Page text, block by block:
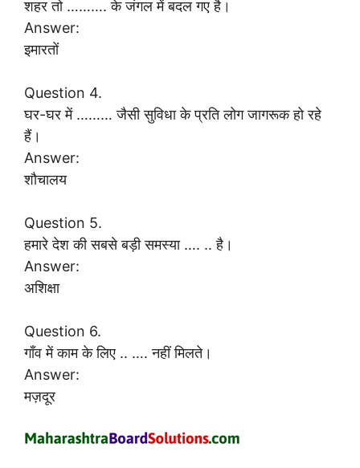
शहर तो ………. के जंगल में बदल गए है।
Answer:
इमारतों
Question 4.
घर-घर में ……… जैसी सुविधा के प्रति लोग जागरूक हो रहे
हैं।
Answer:
शौचालय
Question 5.
हमारे देश की सबसे बड़ी समस्या …. .. है।
Answer:
अशिक्षा
Question 6.
गाँव में काम के लिए .. …. नहीं मिलते।
Answer:
मज़दूर